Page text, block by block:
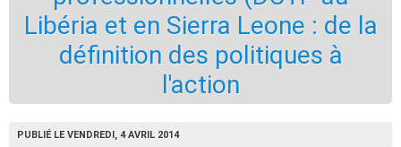
Libéria et en Sierra Leone : de la
définition des politiques à
l'action
PUBLIÉ LE VENDREDI, 4 AVRIL 2014